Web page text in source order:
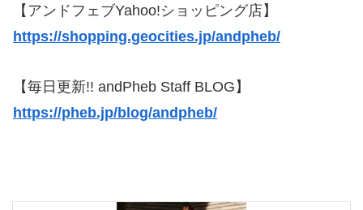
【アンドフェブYahoo!ショッピング店】
https://shopping.geocities.jp/andpheb/
【毎日更新!! andPheb Staff BLOG】
https://pheb.jp/blog/andpheb/